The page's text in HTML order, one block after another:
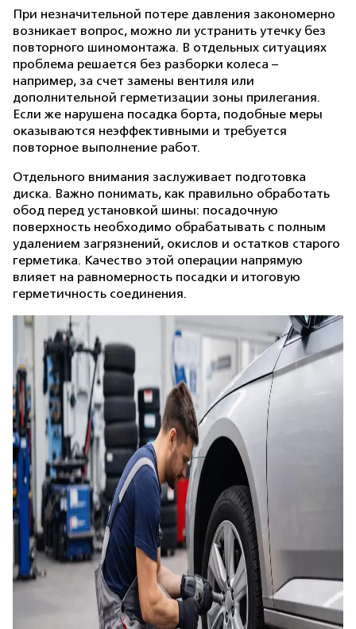
При незначительной потере давления закономерно
возникает вопрос, можно ли устранить утечку без
повторного шиномонтажа. В отдельных ситуациях
проблема решается без разборки колеса –
например, за счет замены вентиля или
дополнительной герметизации зоны прилегания.
Если же нарушена посадка борта, подобные меры
оказываются неэффективными и требуется
повторное выполнение работ.
Отдельного внимания заслуживает подготовка
диска. Важно понимать, как правильно обработать
обод перед установкой шины: посадочную
поверхность необходимо обрабатывать с полным
удалением загрязнений, окислов и остатков старого
герметика. Качество этой операции напрямую
влияет на равномерность посадки и итоговую
герметичность соединения.